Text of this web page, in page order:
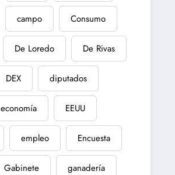
campo Consumo
De Loredo De Rivas
DEX diputados
economía EEUU
empleo Encuesta
Gabinete ganadería